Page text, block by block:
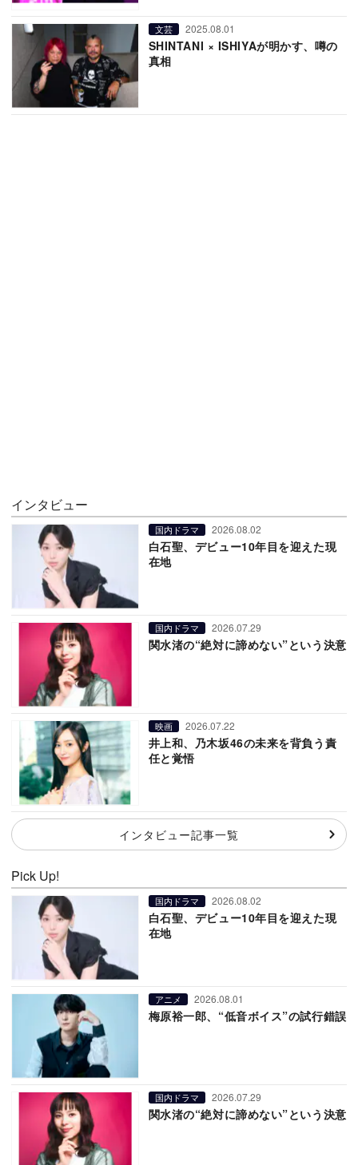
文芸 2025.08.01
SHINTANI × ISHIYAが明かす、噂の
真相
インタビュー
国内ドラマ 2026.08.02
白石聖、デビュー10年目を迎えた現
在地
国内ドラマ 2026.07.29
関水渚の“絶対に諦めない”という決意
映画 2026.07.22
井上和、乃木坂46の未来を背負う責
任と覚悟
インタビュー記事一覧
Pick Up!
国内ドラマ 2026.08.02
白石聖、デビュー10年目を迎えた現
在地
アニメ 2026.08.01
梅原裕一郎、“低音ボイス”の試行錯誤
国内ドラマ 2026.07.29
関水渚の“絶対に諦めない”という決意